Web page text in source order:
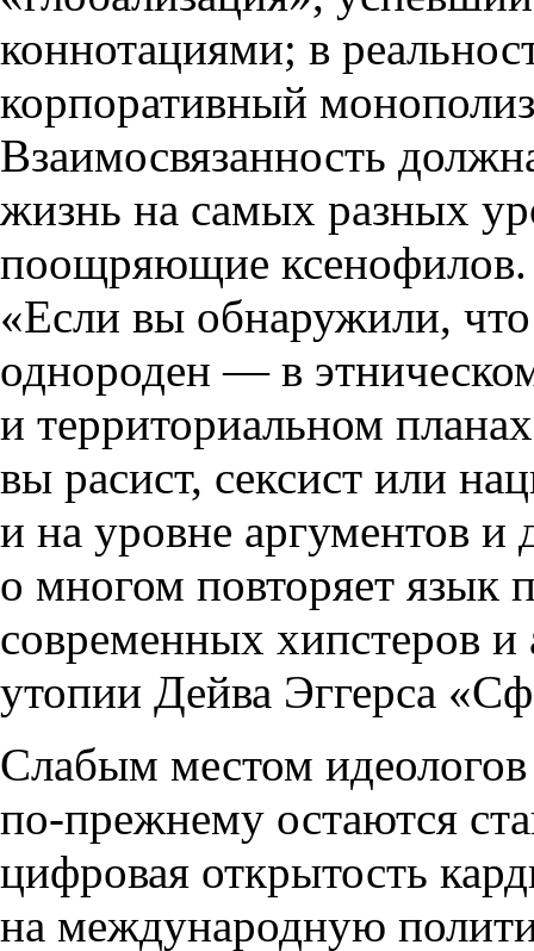
коннотациями; в
корпоративный
Взаимосвязанность
жизнь на самых разных
поощряющие ксенофилов.
«Если вы обнаружили,
однороден — в
и территориальном
вы расист, сексист или
и на уровне аргументов и
о многом повторяет язык
современных хипстеров и
утопии Дейва Эггерса
Слабым местом
по-прежнему остаются
цифровая открытость
на международную